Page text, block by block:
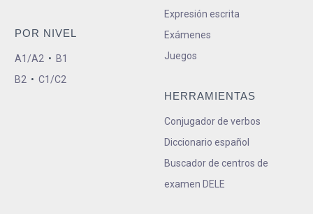
POR NIVEL
A1/A2 • B1
B2 • C1/C2
Expresión escrita
Exámenes
Juegos
HERRAMIENTAS
Conjugador de verbos
Diccionario español
Buscador de centros de
examen DELE